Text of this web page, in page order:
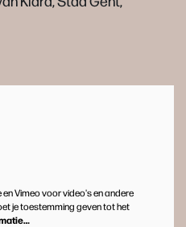
Vimeo voor video's en andere
je toestemming geven tot het